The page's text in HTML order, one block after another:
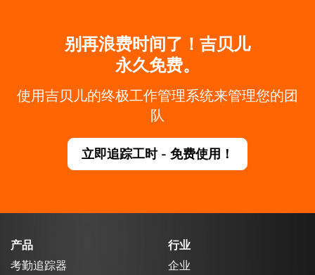
别再浪费时间了！吉贝儿
永久免费。
使用吉贝儿的终极工作管理系统来管理您的团
队
立即追踪工时 - 免费使用！
产品
考勤追踪器
行业
企业